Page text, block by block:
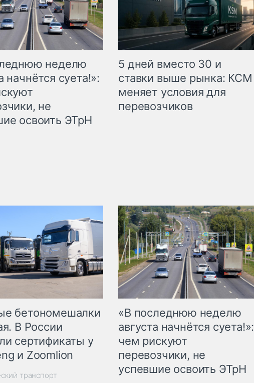
неделю
начнётся суета!»:
не
освоить ЭТрН
5 дней вместо 30 и
ставки выше рынка: КСМ
меняет условия для
перевозчиков
бетономешалки
В России
сертификаты у
и Zoomlion
транспорт
«В последнюю неделю
августа начнётся суета!»:
чем рискуют
перевозчики, не
успевшие освоить ЭТрН